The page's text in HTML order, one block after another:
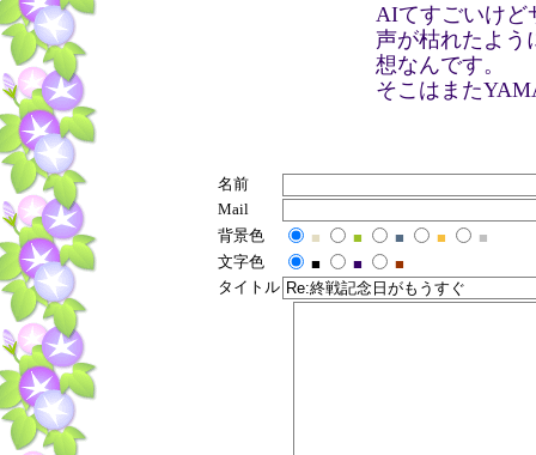
AIてすごいけど
声が枯れたよう
想なんです。
そこはまた
名前
Mail
背景色
■ ■ ■ ■
■
文字色
■ ■
■
タイトル